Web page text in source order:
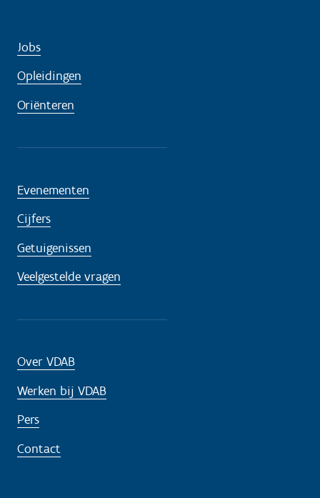
Jobs
Opleidingen
Oriënteren
Evenementen
Cijfers
Getuigenissen
Veelgestelde vragen
Over VDAB
Werken bij VDAB
Pers
Contact